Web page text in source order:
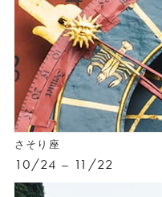
さそり座
10/24 – 11/22